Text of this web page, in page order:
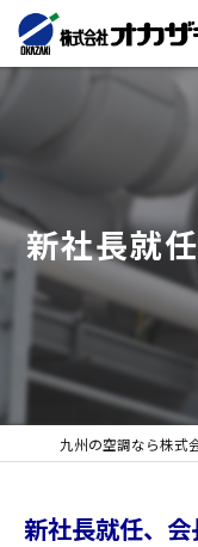
新社長就
新社長就任、